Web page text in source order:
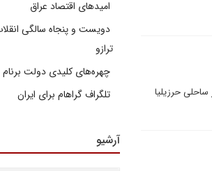
حرزيليا
امیدهای اقتصاد عراق
دویست و پنجاه سالگی
ترازو
چهره‌های کلیدی دولت برنام
تلگراف گراهام برای ایران
آرشیو